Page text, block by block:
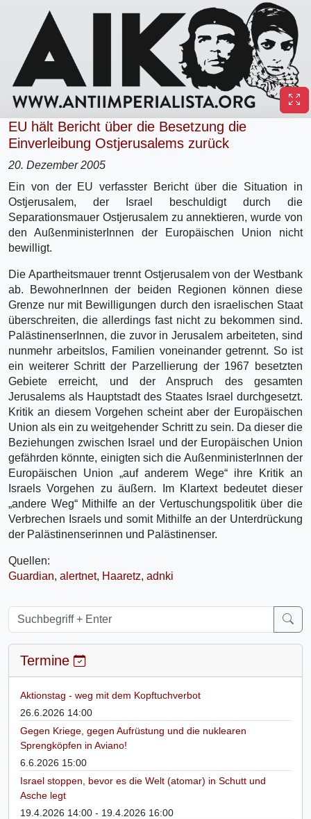
EU hält Bericht über die Besetzung die
Einverleibung Ostjerusalems zurück
20. Dezember 2005
Ein von der EU verfasster Bericht über die Situation in
Ostjerusalem, der Israel beschuldigt durch die
Separationsmauer Ostjerusalem zu annektieren, wurde von
den AußenministerInnen der Europäischen Union nicht
bewilligt.
Die Apartheitsmauer trennt Ostjerusalem von der Westbank
ab. BewohnerInnen der beiden Regionen können diese
Grenze nur mit Bewilligungen durch den israelischen Staat
überschreiten, die allerdings fast nicht zu bekommen sind.
PalästinenserInnen, die zuvor in Jerusalem arbeiteten, sind
nunmehr arbeitslos, Familien voneinander getrennt. So ist
ein weiterer Schritt der Parzellierung der 1967 besetzten
Gebiete erreicht, und der Anspruch des gesamten
Jerusalems als Hauptstadt des Staates Israel durchgesetzt.
Kritik an diesem Vorgehen scheint aber der Europäischen
Union als ein zu weitgehender Schritt zu sein. Da dieser die
Beziehungen zwischen Israel und der Europäischen Union
gefährden könnte, einigten sich die AußenministerInnen der
Europäischen Union „auf anderem Wege“ ihre Kritik an
Israels Vorgehen zu äußern. Im Klartext bedeutet dieser
„andere Weg“ Mithilfe an der Vertuschungspolitik über die
Verbrechen Israels und somit Mithilfe an der Unterdrückung
der Palästinenserinnen und Palästinenser.
Quellen:
Guardian, alertnet, Haaretz, adnki
Termine
Aktionstag - weg mit dem Kopftuchverbot
26.6.2026 14:00
Gegen Kriege, gegen Aufrüstung und die nuklearen
Sprengköpfen in Aviano!
6.6.2026 15:00
Israel stoppen, bevor es die Welt (atomar) in Schutt und
Asche legt
19.4.2026 14:00 - 19.4.2026 16:00